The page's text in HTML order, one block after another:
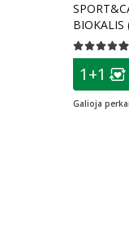
Vidutinis
patarimas
1+1
Galioja